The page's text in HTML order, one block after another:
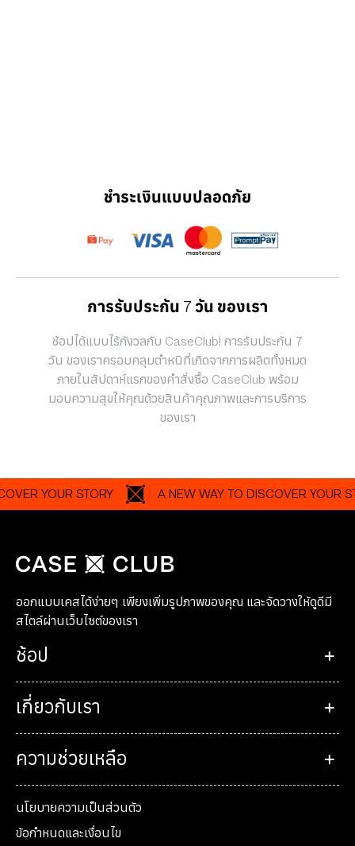
ชำระเงินแบบปลอดภัย
การรับประกัน 7 วัน ของเรา
ช้อปได้แบบไร้กังวลกับ CaseClub! การรับประกัน 7
วัน ของเราครอบคลุมตำหนิที่เกิดจากการผลิตทั้งหมด
ภายในสัปดาห์แรกของคำสั่งซื้อ CaseClub พร้อม
มอบความสุขให้คุณด้วยสินค้าคุณภาพและการบริการ
ของเรา
STORY A NEW WAY TO DISCOVER YOUR STORY
ออกแบบเคสได้ง่ายๆ เพียงเพิ่มรูปภาพของคุณ และจัดวางให้ดูดีมี
สไตล์ผ่านเว็บไซต์ของเรา
ช้อป
เกี่ยวกับเรา
ความช่วยเหลือ
นโยบายความเป็นส่วนตัว
ข้อกำหนดและเงื่อนไข